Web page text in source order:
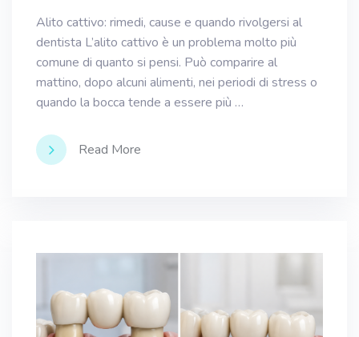
Alito cattivo: rimedi, cause e quando rivolgersi al
dentista L’alito cattivo è un problema molto più
comune di quanto si pensi. Può comparire al
mattino, dopo alcuni alimenti, nei periodi di stress o
quando la bocca tende a essere più …
Read More